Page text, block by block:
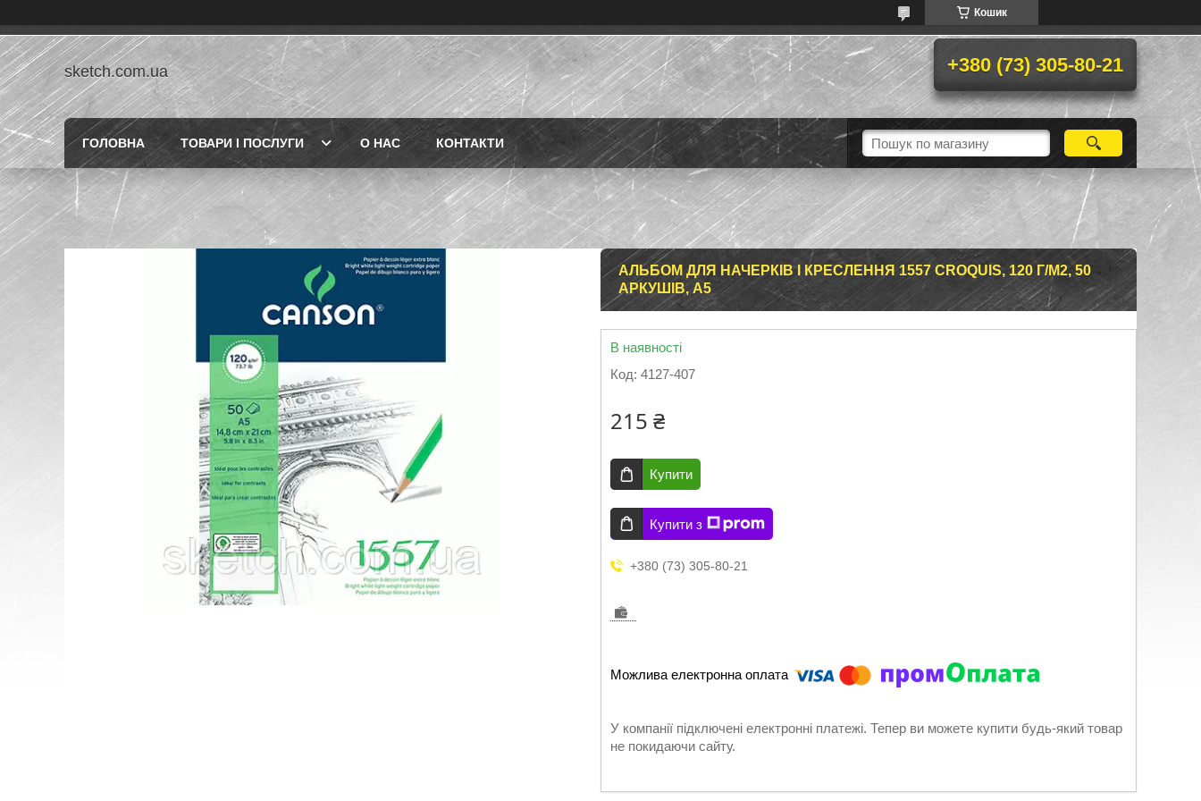
Кошик
sketch.com.ua +380 (73) 305-80-21
ГОЛОВНА ТОВАРИ І ПОСЛУГИ О НАС КОНТАКТИ
АЛЬБОМ ДЛЯ НАЧЕРКІВ І КРЕСЛЕННЯ 1557 CROQUIS, 120 Г/М2, 50
АРКУШІВ, А5
В наявності
Код: 4127-407
215 ₴
Купити
Купити з
+380 (73) 305-80-21
У компанії підключені електронні платежі. Тепер ви можете купити будь-який товар
не покидаючи сайту.